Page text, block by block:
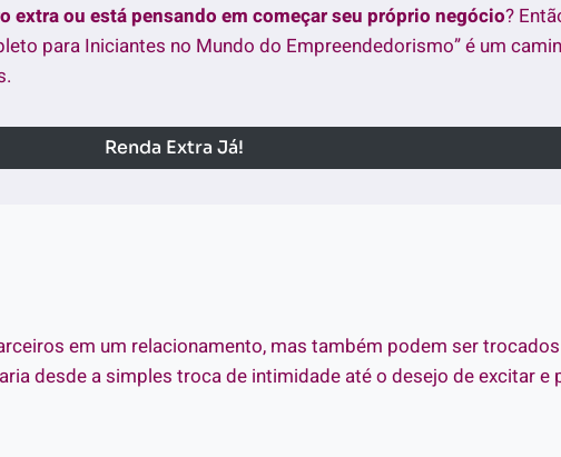
extra ou está pensando em começar seu próprio negócio?
para Iniciantes no Mundo do Empreendedorismo” é um
Renda Extra Já!
em um relacionamento, mas também podem ser
desde a simples troca de intimidade até o desejo de excitar e